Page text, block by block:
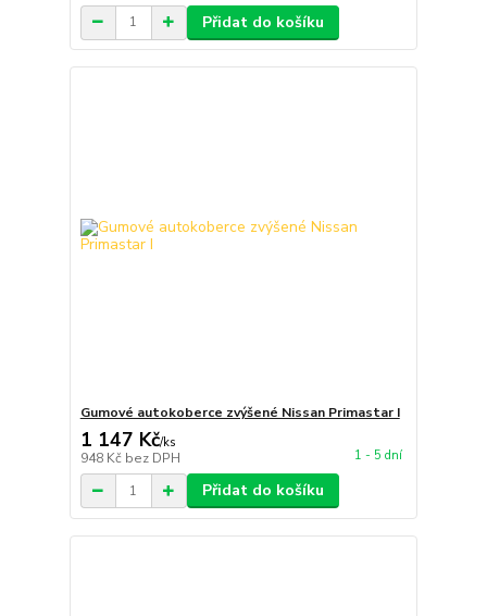
Přidat do košíku
Gumové autokoberce zvýšené Nissan Primastar I
1 147 Kč/ks
948 Kč bez DPH 1 - 5 dní
Přidat do košíku